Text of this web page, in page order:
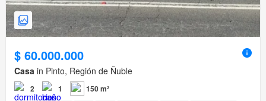
$ 60.000.000
Casa in Pinto, Región de Ñuble
2 1 150 m²